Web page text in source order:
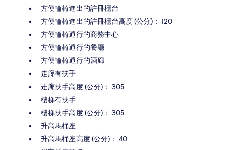
方便輪椅進出的註冊櫃台
方便輪椅進出的註冊櫃台高度 (公分)： 120
方便輪椅通行的商務中心
方便輪椅通行的餐廳
方便輪椅通行的酒廊
走廊有扶手
走廊扶手高度 (公分)： 305
樓梯有扶手
樓梯扶手高度 (公分)： 305
升高馬桶座
升高馬桶座高度 (公分)： 40